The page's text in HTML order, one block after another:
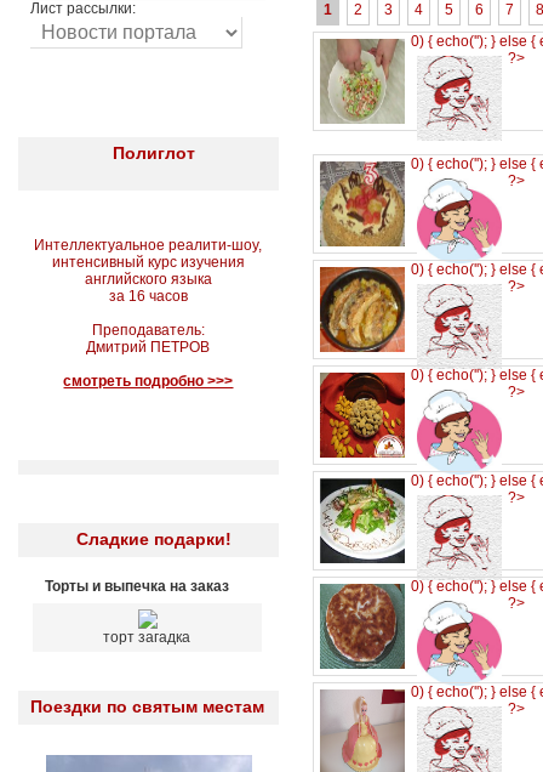
Лист рассылки:
Полиглот
Интеллектуальное реалити-шоу,
интенсивный курс изучения
английского языка
за 16 часов
Преподаватель:
Дмитрий ПЕТРОВ
смотреть подробно >>>
Сладкие подарки!
Торты и выпечка на заказ
торт загадка
Поездки по святым местам
1 2 3 4 5 6 7
8
0) { echo(''); } else {
?>
0) { echo(''); } else {
?>
0) { echo(''); } else {
?>
0) { echo(''); } else {
?>
0) { echo(''); } else {
?>
0) { echo(''); } else {
?>
0) { echo(''); } else {
?>